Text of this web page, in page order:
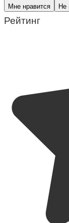
Мне нравится Не
Рейтинг